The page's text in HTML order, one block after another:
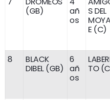
(GB)
añ
os
S DEL
E (C)
8
BLACK
DIBEL (GB)
6
añ
os
TO